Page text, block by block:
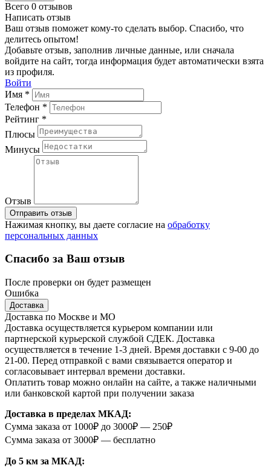
Всего 0 отзывов
Написать отзыв
Ваш отзыв поможет кому-то сделать выбор. Спасибо, что
делитесь опытом!
Добавьте отзыв, заполнив личные данные, или сначала
войдите на сайт, тогда информация будет автоматически взята
из профиля.
Войти
Имя *
Телефон *
Рейтинг *
Плюсы
Минусы
Отзыв
Отправить отзыв
Нажимая кнопку, вы даете согласие на обработку
персональных данных
Спасибо за Ваш отзыв
После проверки он будет размещен
Ошибка
Доставка
Доставка по Москве и МО
Доставка осуществляется курьером компании или
партнерской курьерской службой СДЕК. Доставка
осуществляется в течение 1-3 дней. Время доставки с 9-00 до
21-00. Перед отправкой с вами связывается оператор и
согласовывает интервал времени доставки.
Оплатить товар можно онлайн на сайте, а также наличными
или банковской картой при получении заказа
Доставка в пределах МКАД:
Сумма заказа от 1000₽ до 3000₽ — 250₽
Сумма заказа от 3000₽ — бесплатно
До 5 км за МКАД: